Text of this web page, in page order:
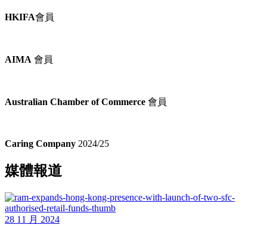
HKIFA會員
AIMA 會員
Australian Chamber of Commerce 會員
Caring Company 2024/25
媒體報道
28 11 月 2024